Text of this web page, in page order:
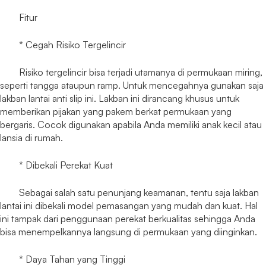
Fitur
* Cegah Risiko Tergelincir
Risiko tergelincir bisa terjadi utamanya di permukaan miring,
seperti tangga ataupun ramp. Untuk mencegahnya gunakan saja
lakban lantai anti slip ini. Lakban ini dirancang khusus untuk
memberikan pijakan yang pakem berkat permukaan yang
bergaris. Cocok digunakan apabila Anda memiliki anak kecil atau
lansia di rumah.
* Dibekali Perekat Kuat
Sebagai salah satu penunjang keamanan, tentu saja lakban
lantai ini dibekali model pemasangan yang mudah dan kuat. Hal
ini tampak dari penggunaan perekat berkualitas sehingga Anda
bisa menempelkannya langsung di permukaan yang diinginkan.
* Daya Tahan yang Tinggi